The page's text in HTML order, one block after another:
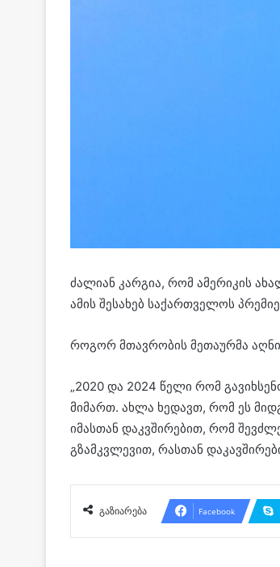
ძალიან კარგია, რომ ამერიკის
ამის შესახებ საქართველოს
როგორ მთავრობის მეთაურმა
„2020 და 2024 წელი რომ
მიმართ. ახლა ხედავთ, რომ ეს
იმასთან დაკვშირებით, რომ
გზამკვლევით, რასთან
გაზიარება Facebook